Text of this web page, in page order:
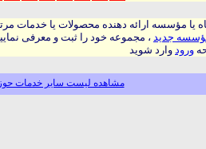
یا مؤسسه ارائه دهنده محصولات یا خدمات
جدید ، مجموعه خود را ثبت و معرفی
ورود وارد شوید
مشاهده لیست سایر خدمات